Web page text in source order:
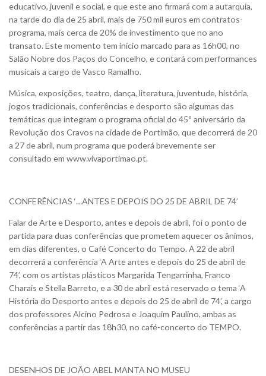
educativo, juvenil e social, e que este ano firmará com a autarquia,
na tarde do dia de 25 abril, mais de 750 mil euros em contratos-
programa, mais cerca de 20% de investimento que no ano
transato. Este momento tem início marcado para as 16h00, no
Salão Nobre dos Paços do Concelho, e contará com performances
musicais a cargo de Vasco Ramalho.
Música, exposições, teatro, dança, literatura, juventude, história,
jogos tradicionais, conferências e desporto são algumas das
temáticas que integram o programa oficial do 45º aniversário da
Revolução dos Cravos na cidade de Portimão, que decorrerá de 20
a 27 de abril, num programa que poderá brevemente ser
consultado em www.vivaportimao.pt.
CONFERÊNCIAS ‘…ANTES E DEPOIS DO 25 DE ABRIL DE 74’
Falar de Arte e Desporto, antes e depois de abril, foi o ponto de
partida para duas conferências que prometem aquecer os ânimos,
em dias diferentes, o Café Concerto do Tempo. A 22 de abril
decorrerá a conferência ‘A Arte antes e depois do 25 de abril de
74’, com os artistas plásticos Margarida Tengarrinha, Franco
Charais e Stella Barreto, e a 30 de abril está reservado o tema ‘A
História do Desporto antes e depois do 25 de abril de 74’, a cargo
dos professores Alcino Pedrosa e Joaquim Paulino, ambas as
conferências a partir das 18h30, no café-concerto do TEMPO.
DESENHOS DE JOÃO ABEL MANTA NO MUSEU